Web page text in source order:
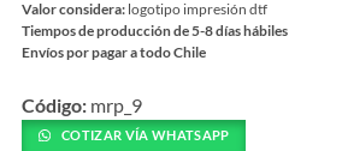
Valor considera: logotipo impresión dtf
Tiempos de producción de 5-8 días hábiles
Envíos por pagar a todo Chile
producto
tiene
Código: mrp_9
COTIZAR VÍA WHATSAPP